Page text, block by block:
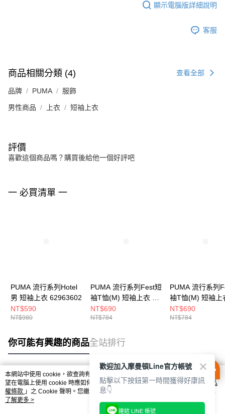
顯示電腦版詳細說明
客服
商品相關分類 (4) 查看全部
品牌 PUMA 服飾
男性商品 上衣 短袖上衣
評價
喜歡這個商品嗎？購買後給他一個好評吧
一 必買清單 一
PUMA 流行系列Hotel
男 短袖上衣 62963602
NT$590
NT$980
PUMA 流行系列Fest短
袖T恤(M) 短袖上衣 男
63211887
NT$690
NT$784
PUMA 流行系列
袖T恤(M) 短袖上
63211834
NT$690
NT$784
你可能有興趣的商品全站排行
熱門標籤
本網站中使用 cookie，欲查詢有關本網站使用 cookie 方式之詳情，及若您不希
望在電腦上使用 cookie 時應如何變更電腦的 cookie 設定，請參閱本網站「
隱私
權條款 」之 Cookie 聲明。您繼續使用本網站即表示您同意本公司得按本網站使
用條款之 Cookie 聲明使用 cookie。
了解更多 >
歡迎加入摩曼頓Line官方帳號
點擊以下按鈕第一時間獲得好康訊
息👇
連結 LINE 帳號